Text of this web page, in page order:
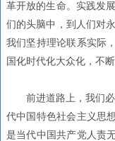
革开放的生命。实践发
们的头脑中，到人们对
我们坚持理论联系实际
国化时代化大众化，不
前进道路上，我们
代中国特色社会主义思
是当代中国共产党人责